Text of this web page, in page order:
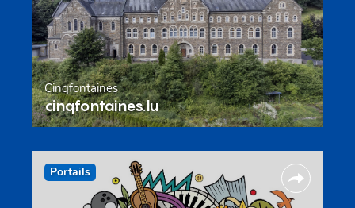
Cinqfontaines
cinqfontaines.lu
Portails